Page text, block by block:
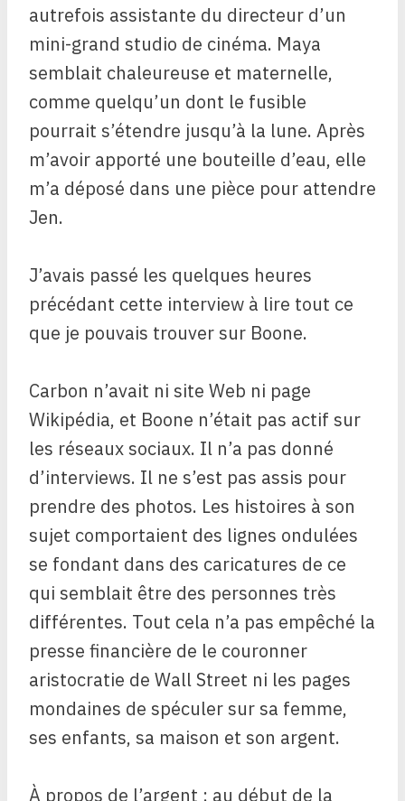
autrefois assistante du directeur d’un
mini-grand studio de cinéma. Maya
semblait chaleureuse et maternelle,
comme quelqu’un dont le fusible
pourrait s’étendre jusqu’à la lune. Après
m’avoir apporté une bouteille d’eau, elle
m’a déposé dans une pièce pour attendre
Jen.
J’avais passé les quelques heures
précédant cette interview à lire tout ce
que je pouvais trouver sur Boone.
Carbon n’avait ni site Web ni page
Wikipédia, et Boone n’était pas actif sur
les réseaux sociaux. Il n’a pas donné
d’interviews. Il ne s’est pas assis pour
prendre des photos. Les histoires à son
sujet comportaient des lignes ondulées
se fondant dans des caricatures de ce
qui semblait être des personnes très
différentes. Tout cela n’a pas empêché la
presse financière de le couronner
aristocratie de Wall Street ni les pages
mondaines de spéculer sur sa femme,
ses enfants, sa maison et son argent.
À propos de l’argent : au début de la